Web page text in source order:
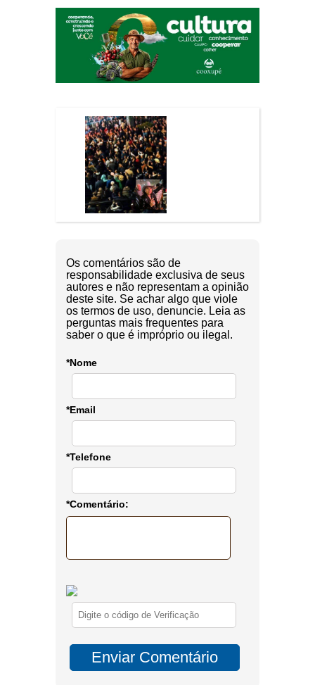
Os comentários são de
responsabilidade exclusiva de seus
autores e não representam a opinião
deste site. Se achar algo que viole
os termos de uso, denuncie. Leia as
perguntas mais frequentes para
saber o que é impróprio ou ilegal.
*Nome
*Email
*Telefone
*Comentário: